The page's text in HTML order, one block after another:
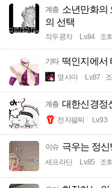
계층 소년만화의
의 선택
작두콩차 Lv.84 조
기타 떡인지에서
옆사마 Lv.87
계층 대한신경정
전자팔찌 Lv.93
이슈 극우는 정
세프라딘 Lv.85 조